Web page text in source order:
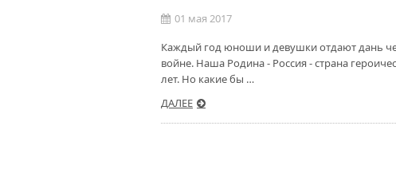
01 мая 2017
Каждый год юноши и девушки отдают дань
войне. Наша Родина - Россия - страна
лет. Но какие бы …
ДАЛЕЕ